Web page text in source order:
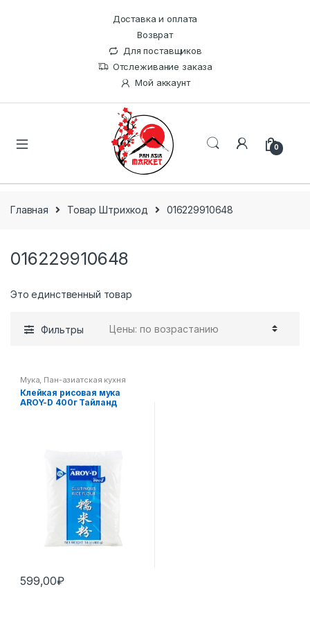
Доставка и оплата
Возврат
Для поставщиков
Отслеживание заказа
Мой аккаунт
0
Главная Товар Штрихкод 016229910648
016229910648
Это единственный товар
Фильтры
Мука Пан-азиатская кухня
Клейкая рисовая мука
AROY-D 400г Тайланд
599,00₽